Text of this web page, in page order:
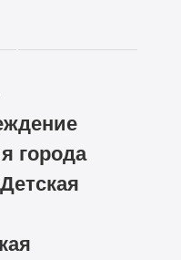
города